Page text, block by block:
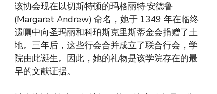
该协会现在以切斯特顿的玛格丽特·安德鲁
(Margaret Andrew) 命名，她于 1349 年在临终
遗嘱中向圣玛丽和科珀斯克里斯蒂金会捐赠了土
地。三年后，这些行会合并成立了联合行会，学
院由此诞生。因此，她的礼物是该学院存在的最
早的文献证据。